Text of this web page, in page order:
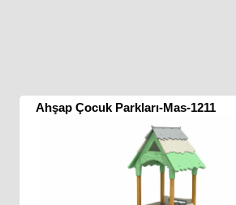
Ahşap Çocuk Parkları-Mas-1211